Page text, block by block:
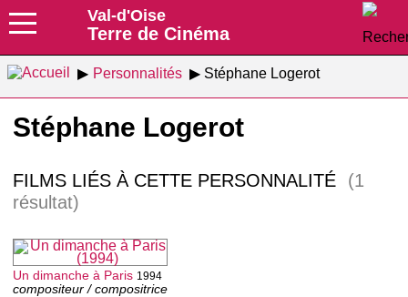
Val-d'Oise
Terre de Cinéma
Personnalités Stéphane Logerot
Stéphane Logerot
FILMS LIÉS À CETTE PERSONNALITÉ
(1
résultat)
Un dimanche à Paris 1994
compositeur / compositrice